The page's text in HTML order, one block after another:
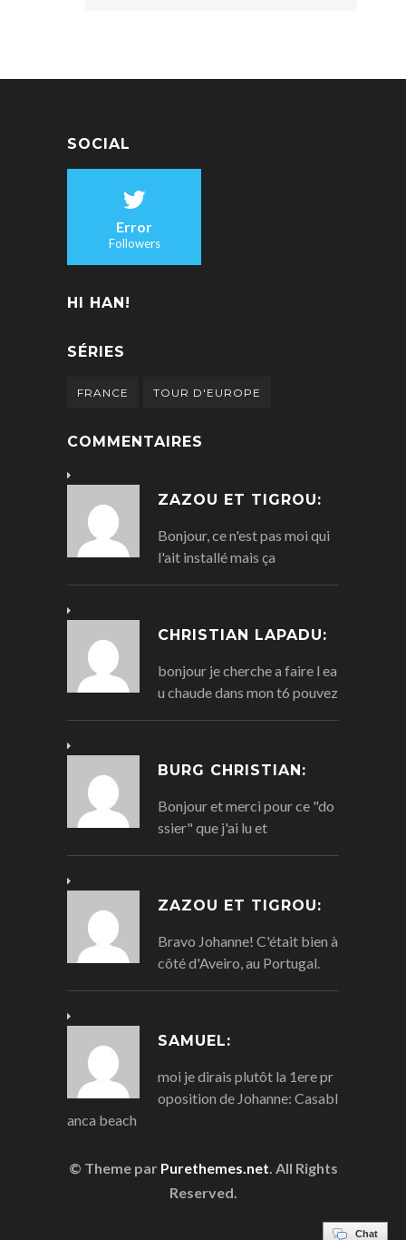
SOCIAL
Error
Followers
HI HAN!
SÉRIES
FRANCE TOUR D'EUROPE
COMMENTAIRES
ZAZOU ET TIGROU:
Bonjour, ce n'est pas moi qui
l'ait installé mais ça
CHRISTIAN LAPADU:
bonjour je cherche a faire l ea
u chaude dans mon t6 pouvez
BURG CHRISTIAN:
Bonjour et merci pour ce "do
ssier" que j'ai lu et
ZAZOU ET TIGROU:
Bravo Johanne! C'était bien à
côté d'Aveiro, au Portugal.
SAMUEL:
moi je dirais plutôt la 1ere pr
oposition de Johanne: Casabl
anca beach
© Theme par Purethemes.net. All Rights
Reserved.
Chat